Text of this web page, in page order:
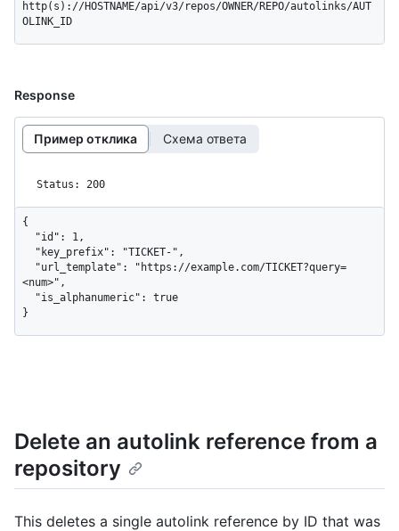
http(s)://HOSTNAME/api/v3/repos/OWNER/REPO/autolinks/AUT
OLINK_ID
Response
Пример отклика Схема ответа
Status: 200
{
<num>",
}
Delete an autolink reference from a
repository
This deletes a single autolink reference by ID that was